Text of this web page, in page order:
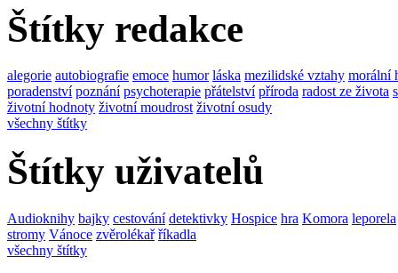
Štítky redakce
alegorie autobiografie emoce humor láska mezilidské vztahy morální
poradenství poznání psychoterapie přátelství příroda radost ze života
životní hodnoty životní moudrost životní osudy
všechny štítky
Štítky uživatelů
Audioknihy bajky cestování detektivky Hospice hra Komora leporela
stromy Vánoce zvěrolékař říkadla
všechny štítky